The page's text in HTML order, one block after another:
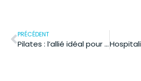
PRÉCÉDENT
Pilates : l’allié idéal pour un dos sans douleur et une posture parfaite